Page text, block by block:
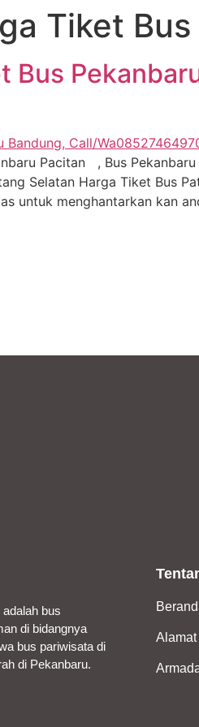
Tiket
Bus
Pacitan , Bus
Selatan Harga Tiket Bus
untuk menghantarkan kan
adalah bus
di bidangnya
bus pariwisata di
di Pekanbaru.
Alamat